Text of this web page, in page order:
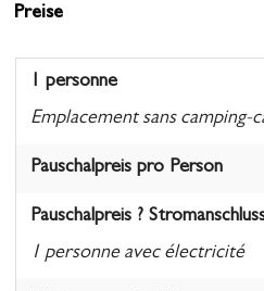
Preise
1 personne
Emplacement sans camping-
Pauschalpreis pro Person
Pauschalpreis ?
1 personne avec électricité